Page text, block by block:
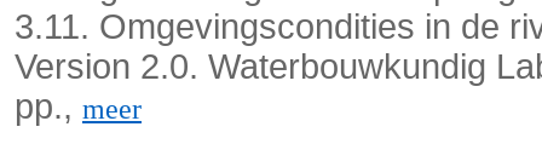
3.11. Omgevingscondities in de
Version 2.0. Waterbouwkundig
pp., meer